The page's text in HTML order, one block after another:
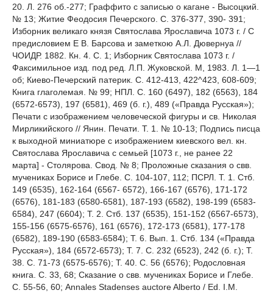
20. Л. 276 об.-277; Граффито с записью о кагане - Высоцкий.
№ 13; Житие Феодосия Печерского. С. 376-377, 390- 391;
Изборник великаго князя Святослава Ярославича 1073 г. / С
предисловием Е В. Барсова и заметкою А.Л. Дювернуа //
ЧОИДР. 1882. Кн. 4. С. 1; Изборник Святослава 1073 г. /
Факсимильное изд. под ред. Л.П. Жуковской. М, 1983. Л. 1—1
об; Киево-Печерский патерик. С. 412-413, 422^423, 608-609;
Книга глаголемая. № 99; НПЛ. С. 160 (6497), 182 (6563), 184
(6572-6573), 197 (6581), 469 (б. г.), 489 («Правда Русская»);
Печати с изображением человеческой фигуры и св. Николая
Мирликийского // Янин. Печати. Т. 1. № 10-13; Подпись писца
к выходной миниатюре с изображением киевского вел. кн.
Святослава Ярославича с семьей [1073 г., не ранее 22
марта] - Столярова. Свод. № 8; Проложные сказания о свв.
мучениках Борисе и Глебе. С. 104-107, 112; ПСРЛ. Т. 1. Стб.
149 (6535), 162-164 (6567- 6572), 166-167 (6576), 171-172
(6576), 181-183 (6580-6581), 187-193 (6582), 198-199 (6583-
6584), 247 (6604); Т. 2. Стб. 137 (6535), 151-152 (6567-6573),
155-156 (6575-6576), 161 (6576), 172-173 (6581), 177-178
(6582), 189-190 (6583-6584); Т. 6. Вып. 1. Стб. 134 («Правда
Русская»), 184 (6572-6573); Т. 7. С. 232 (6523), 242 (б. г.); Т.
38. С. 71-73 (6575-6576); Т. 40. С. 56 (6576); Родословная
книга. С. 33, 68; Сказание о свв. мучениках Борисе и Глебе.
С. 55-56, 60; Annales Stadenses auctore Alberto / Ed. I.M.